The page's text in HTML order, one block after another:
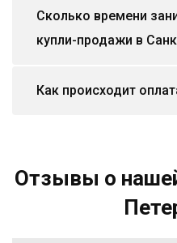
Сколько времени
купли-продажи в
Как происходит
Отзывы о